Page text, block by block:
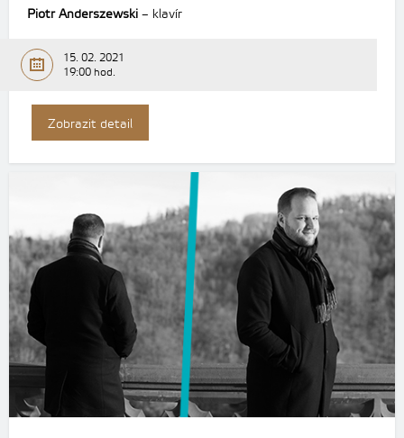
Piotr Anderszewski – klavír
15. 02. 2021
19:00 hod.
Zobrazit detail